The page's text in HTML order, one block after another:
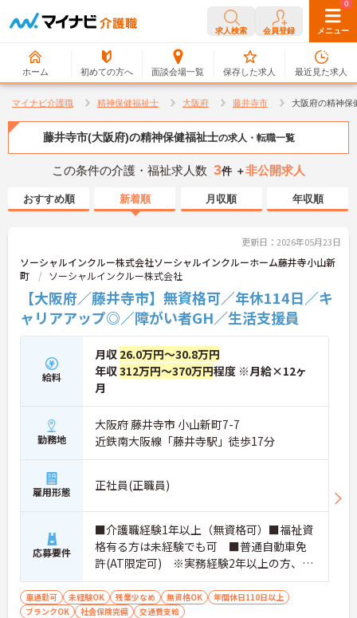
求人検索 会員登録 メニュー
ホーム 初めての方へ 面談会場一覧
0
保存した求人
0
最近見た求人
マイナビ介護職 精神保健福祉士 大阪府 藤井寺市 大阪府の精神保
藤井寺市(大阪府)の精神保健福祉士の求人・転職一覧
この条件の介護・福祉求人数 3件 ＋非公開求人
おすすめ順 新着順 月収順 年収順
更新日：2026年05月23日
ソーシャルインクルー株式会社ソーシャルインクルーホーム藤井寺小山新
町
ソーシャルインクルー株式会社
【大阪府／藤井寺市】無資格可／年休114日／キ
ャリアアップ◎／障がい者GH／生活支援員
給料
月収 26.0万円～30.8万円
年収312万円～370万円程度 ※月給×12ヶ
月
勤務地
大阪府 藤井寺市 小山新町7-7
近鉄南大阪線「藤井寺駅」徒歩17分
雇用形態 正社員(正職員)
応募要件
■介護職経験1年以上（無資格可）■福祉資
格有る方は未経験でも可 ■普通自動車免
許(AT限定可) ※実務経験2年以上の方、障
がい者福祉に関する経験をお持ちの方大歓
迎
車通勤可 未経験OK 残業少なめ 無資格OK
年間休日110日以上
ブランクOK
社会保険完備 交通費支給